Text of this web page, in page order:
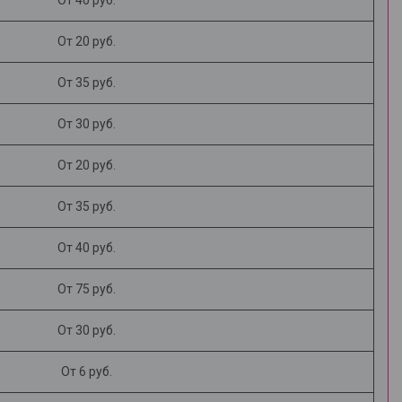
От 20 руб.
От 35 руб.
От 30 руб.
От 20 руб.
От 35 руб.
От 40 руб.
От 75 руб.
От 30 руб.
От 6 руб.